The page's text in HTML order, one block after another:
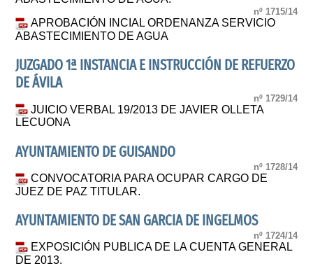
nº 1715/14
APROBACIÓN INCIAL ORDENANZA SERVICIO
ABASTECIMIENTO DE AGUA
JUZGADO 1ª INSTANCIA E INSTRUCCIÓN DE REFUERZO
DE ÁVILA
nº 1729/14
JUICIO VERBAL 19/2013 DE JAVIER OLLETA
LECUONA
AYUNTAMIENTO DE GUISANDO
nº 1728/14
CONVOCATORIA PARA OCUPAR CARGO DE
JUEZ DE PAZ TITULAR.
AYUNTAMIENTO DE SAN GARCIA DE INGELMOS
nº 1724/14
EXPOSICIÓN PUBLICA DE LA CUENTA GENERAL
DE 2013.